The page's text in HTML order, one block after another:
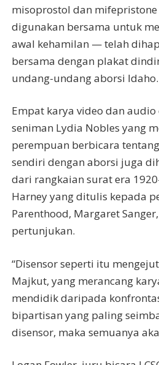
misoprostol dan
digunakan bersama untuk
awal kehamilan — telah
bersama dengan plakat
undang-undang aborsi Idaho.
Empat karya video dan
seniman Lydia Nobles yang
perempuan berbicara
sendiri dengan aborsi juga
dari rangkaian surat era
Harney yang ditulis kepada
Parenthood, Margaret
pertunjukan.
“Disensor seperti itu
Majkut, yang merancang
mendidik daripada
bipartisan yang paling
disensor, maka semuanya